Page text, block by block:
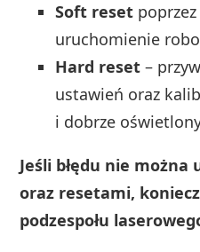
Soft reset
uruchomienie
Hard reset –
ustawień oraz
i dobrze
Jeśli błędu nie można
oraz resetami,
podzespołu